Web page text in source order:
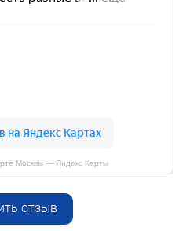
NORIS
NORIS
Москвы — Яндекс Карты
отзыв